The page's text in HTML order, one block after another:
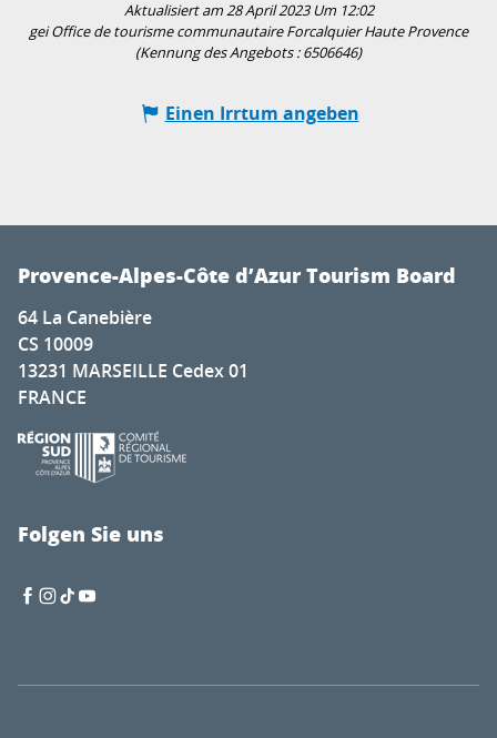
Aktualisiert am 28 April 2023 Um 12:02
gei Office de tourisme communautaire Forcalquier Haute Provence
(Kennung des Angebots :6506646)
Einen Irrtum angeben
Provence-Alpes-Côte d’Azur Tourism Board
64 La Canebière
CS 10009
13231 MARSEILLE Cedex 01
FRANCE
Folgen Sie uns